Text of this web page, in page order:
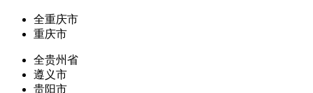
全重庆市
重庆市
全贵州省
遵义市
贵阳市